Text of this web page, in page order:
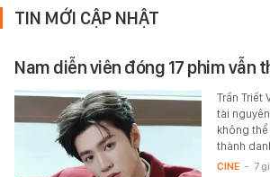
TIN MỚI CẬP NHẬT
Nam diễn viên đóng 17 phim vẫn
Trần Triết
tài
không
thành
CINE - 7